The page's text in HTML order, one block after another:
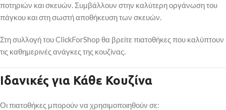
ποτηριών και σκευών. Συμβάλλουν στην καλύτερη οργάνωση του
πάγκου και στη σωστή αποθήκευση των σκευών.
Στη συλλογή του ClickForShop θα βρείτε πιατοθήκες που καλύπτουν
τις καθημερινές ανάγκες της κουζίνας.
Ιδανικές για Κάθε Κουζίνα
Οι πιατοθήκες μπορούν να χρησιμοποιηθούν σε: